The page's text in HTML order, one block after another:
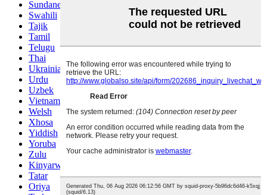
Sundanese
Swahili
Tajik
Tamil
Telugu
Thai
Ukrainian
Urdu
Uzbek
Vietnamese
Welsh
Xhosa
Yiddish
Yoruba
Zulu
Kinyarwanda
Tatar
Oriya